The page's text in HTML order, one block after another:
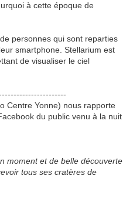
à cette époque de
personnes qui sont reparties
smartphone. Stellarium est
de visualiser le ciel
Centre Yonne) nous rapporte
du public venu à la nuit
moment et de belle découverte
tous ses cratères de